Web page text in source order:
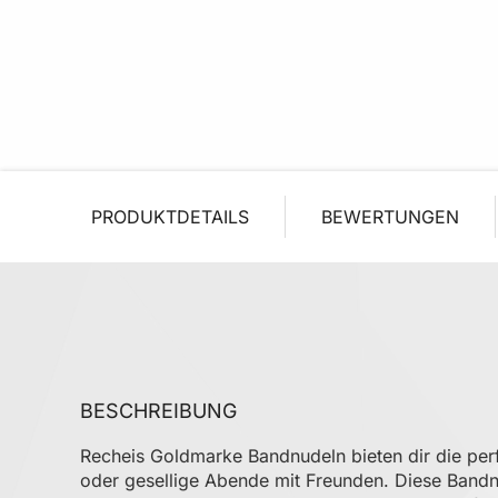
PRODUKTDETAILS BEWERTUNGEN
BESCHREIBUNG
Recheis Goldmarke Bandnudeln bieten dir die
oder gesellige Abende mit Freunden. Diese